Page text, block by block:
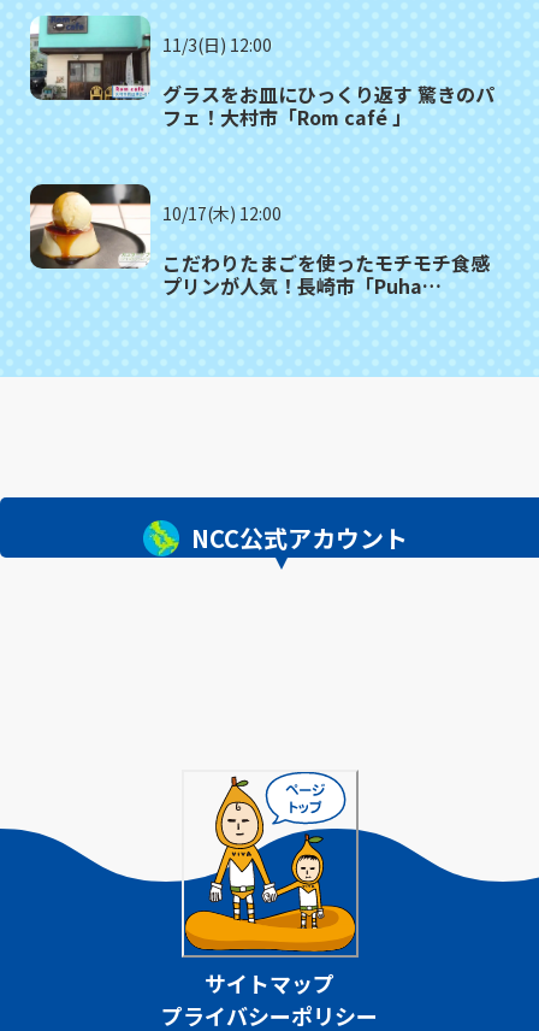
11/3(日) 12:00
グラスをお皿にひっくり返す 驚きのパ
フェ！大村市「Rom café 」
10/17(木) 12:00
こだわりたまごを使ったモチモチ食感
プリンが人気！長崎市「Puha
NCC公式アカウント
サイトマップ
プライバシーポリシー